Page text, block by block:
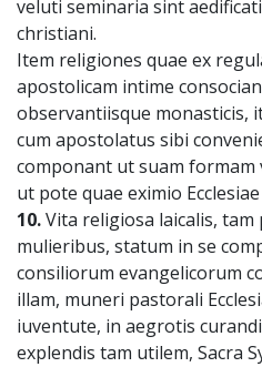
veluti seminaria sint
christiani.
Item religiones quae ex
apostolicam intime
observantiisque monasticis,
cum apostolatus sibi
componant ut suam
ut pote quae eximio
10.Vita religiosa laicalis,
mulieribus, statum in se
consiliorum evangelicorum
illam, muneri pastorali
iuventute, in aegrotis
explendis tam utilem, Sacra